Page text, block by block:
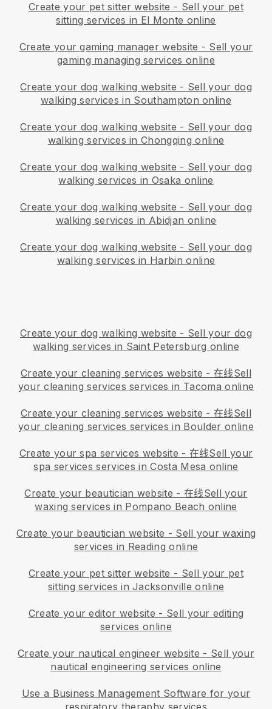
Create your pet sitter website - Sell your pet
sitting services in El Monte online
Create your gaming manager website - Sell your
gaming managing services online
Create your dog walking website - Sell your dog
walking services in Southampton online
Create your dog walking website - Sell your dog
walking services in Chongqing online
Create your dog walking website - Sell your dog
walking services in Osaka online
Create your dog walking website - Sell your dog
walking services in Abidjan online
Create your dog walking website - Sell your dog
walking services in Harbin online
Create your dog walking website - Sell your dog
walking services in Saint Petersburg online
Create your cleaning services website - 在线Sell
your cleaning services services in Tacoma online
Create your cleaning services website - 在线Sell
your cleaning services services in Boulder online
Create your spa services website - 在线Sell your
spa services services in Costa Mesa online
Create your beautician website - 在线Sell your
waxing services in Pompano Beach online
Create your beautician website - Sell your waxing
services in Reading online
Create your pet sitter website - Sell your pet
sitting services in Jacksonville online
Create your editor website - Sell your editing
services online
Create your nautical engineer website - Sell your
nautical engineering services online
Use a Business Management Software for your
respiratory theraphy services